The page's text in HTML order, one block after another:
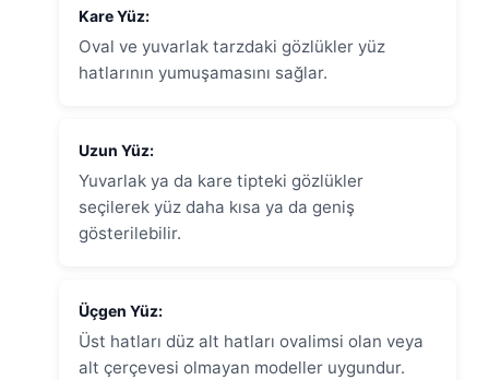
Kare Yüz:
Oval ve yuvarlak tarzdaki gözlükler yüz
hatlarının yumuşamasını sağlar.
Uzun Yüz:
Yuvarlak ya da kare tipteki gözlükler
seçilerek yüz daha kısa ya da geniş
gösterilebilir.
Üçgen Yüz:
Üst hatları düz alt hatları ovalimsi olan veya
alt çerçevesi olmayan modeller uygundur.